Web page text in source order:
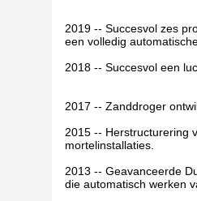
2019 -- Succesvol zes
een volledig
2018 -- Succesvol een
2017 -- Zanddroger
2015 -- Herstructurering
mortelinstallaties.
2013 -- Geavanceerde
die automatisch werken